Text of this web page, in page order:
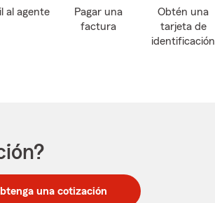
al agente
Pagar una
factura
Obtén una
tarjeta de
identificación
una cotización